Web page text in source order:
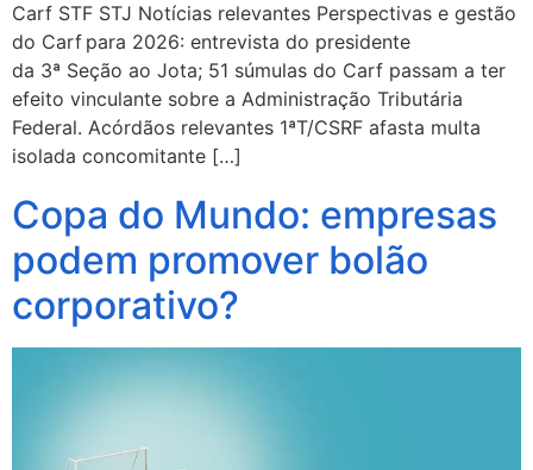
Carf STF STJ Notícias relevantes Perspectivas e gestão
do Carf para 2026: entrevista do presidente
da 3ª Seção ao Jota; 51 súmulas do Carf passam a ter
efeito vinculante sobre a Administração Tributária
Federal. Acórdãos relevantes 1ªT/CSRF afasta multa
isolada concomitante […]
Copa do Mundo: empresas
podem promover bolão
corporativo?